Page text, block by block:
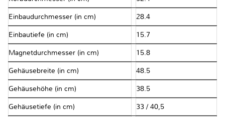
Einbaudurchmesser (in cm) 28.4
Einbautiefe (in cm) 15.7
Magnetdurchmesser (in cm) 15.8
Gehäusebreite (in cm) 48.5
Gehäusehöhe (in cm) 38.5
Gehäusetiefe (in cm) 33 / 40,5